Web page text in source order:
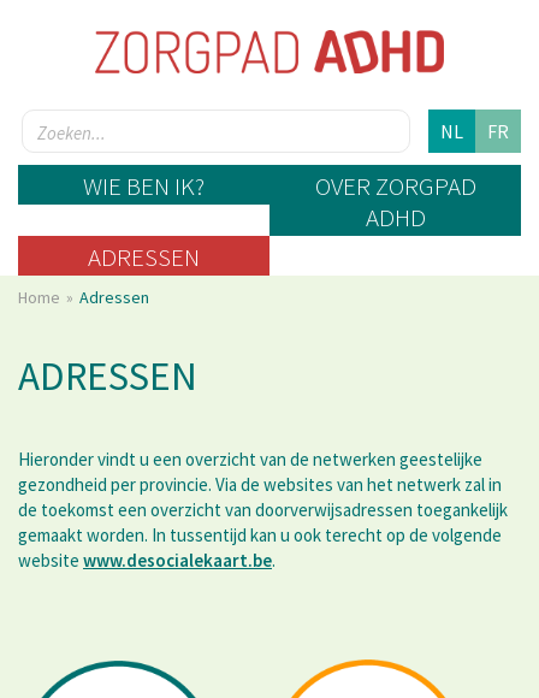
NL FR
WIE BEN IK?
OVER ZORGPAD
ADHD
ADRESSEN
Home Adressen
ADRESSEN
Hieronder vindt u een overzicht van de netwerken geestelijke
gezondheid per provincie. Via de websites van het netwerk zal in
de toekomst een overzicht van doorverwijsadressen toegankelijk
gemaakt worden. In tussentijd kan u ook terecht op de volgende
website www.desocialekaart.be.